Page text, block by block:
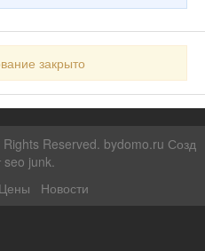
закрыто
Rights Reserved. bydomo.ru Созд
seo junk.
Цены Новости